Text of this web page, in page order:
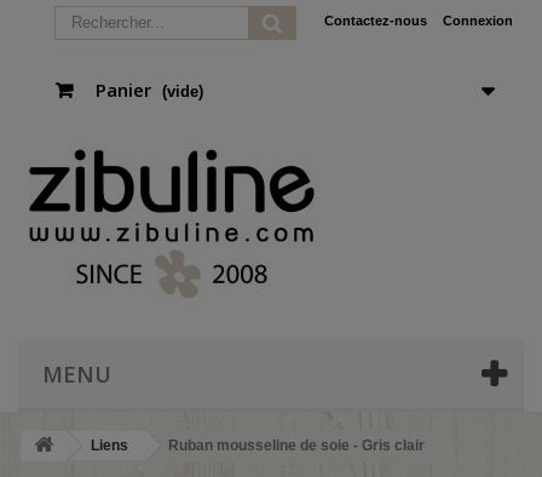
Connexion
Contactez-nous
Panier (vide)
MENU
Liens Ruban mousseline de soie - Gris clair